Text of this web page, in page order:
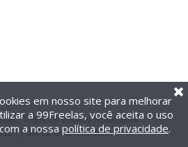
Todos os direitos reservados.
| Política de privacidade
em nosso site para melhorar
a 99Freelas, você aceita o uso
a nossa política de privacidade.